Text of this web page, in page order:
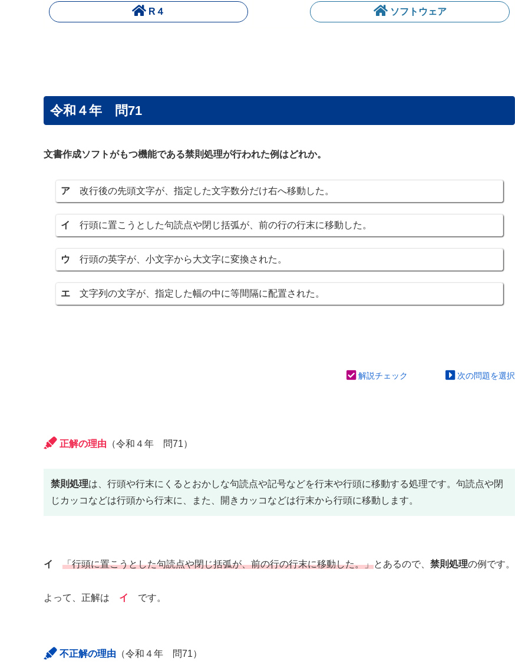
R４ ソフトウェア
令和４年 問71
文書作成ソフトがもつ機能である禁則処理が行われた例はどれか。
ア 改行後の先頭文字が、指定した文字数分だけ右へ移動した。
イ 行頭に置こうとした句読点や閉じ括弧が、前の行の行末に移動した。
ウ 行頭の英字が、小文字から大文字に変換された。
エ 文字列の文字が、指定した幅の中に等間隔に配置された。
解説チェック 次の問題を選択
正解の理由 （令和４年 問71）
禁則処理は、行頭や行末にくるとおかしな句読点や記号などを行末や行頭に移動する処理です。句読点や閉
じカッコなどは行頭から行末に、また、開きカッコなどは行末から行頭に移動します。
イ 「行頭に置こうとした句読点や閉じ括弧が、前の行の行末に移動した。」とあるので、 禁則処理の例です。
よって、正解は イ です。
不正解の理由 （令和４年 問71）